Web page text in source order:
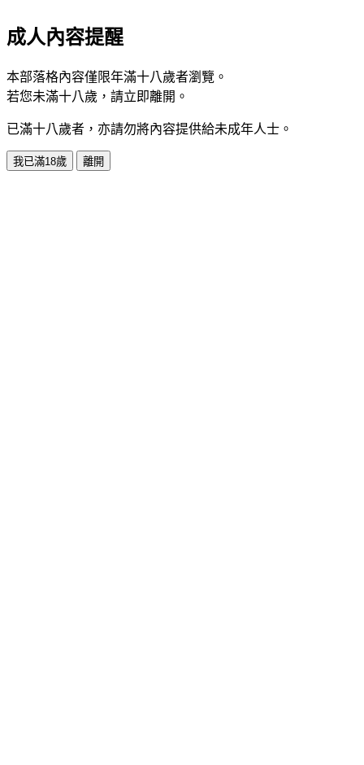
成人內容提醒
本部落格內容僅限年滿十八歲者瀏覽。
若您未滿十八歲，請立即離開。
已滿十八歲者，亦請勿將內容提供給未成年人士。
我已滿18歲 離開